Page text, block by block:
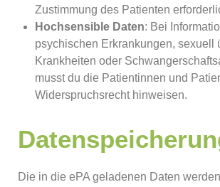
Zustimmung des Patienten
Hochsensible Daten: Bei
psychischen Erkrankungen, sexuell
Krankheiten oder
musst du die Patientinnen und
Widerspruchsrecht hinweisen.
Die in die ePA geladenen Daten